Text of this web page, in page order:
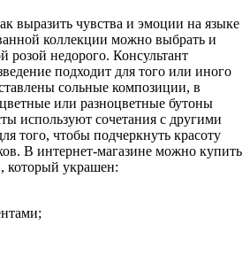
выразить чувства и эмоции на языке
коллекции можно выбрать и
розой недорого. Консультант
подходит для того или иного
сольные композиции, в
или разноцветные бутоны
используют сочетания с другими
того, чтобы подчеркнуть красоту
В интернет-магазине можно купить
который украшен: